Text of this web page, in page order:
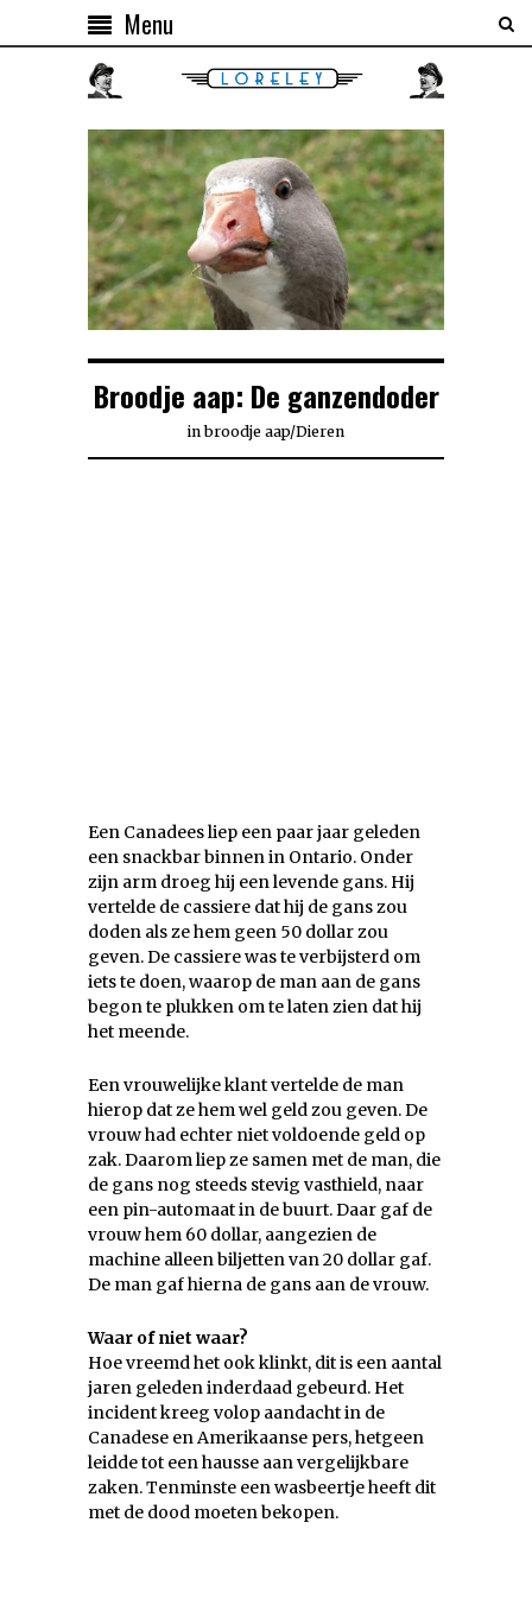
Menu
Broodje aap: De ganzendoder
in broodje aap/Dieren
Een Canadees liep een paar jaar geleden
een snackbar binnen in Ontario. Onder
zijn arm droeg hij een levende gans. Hij
vertelde de cassiere dat hij de gans zou
doden als ze hem geen 50 dollar zou
geven. De cassiere was te verbijsterd om
iets te doen, waarop de man aan de gans
begon te plukken om te laten zien dat hij
het meende.
Een vrouwelijke klant vertelde de man
hierop dat ze hem wel geld zou geven. De
vrouw had echter niet voldoende geld op
zak. Daarom liep ze samen met de man, die
de gans nog steeds stevig vasthield, naar
een pin-automaat in de buurt. Daar gaf de
vrouw hem 60 dollar, aangezien de
machine alleen biljetten van 20 dollar gaf.
De man gaf hierna de gans aan de vrouw.
Waar of niet waar?
Hoe vreemd het ook klinkt, dit is een aantal
jaren geleden inderdaad gebeurd. Het
incident kreeg volop aandacht in de
Canadese en Amerikaanse pers, hetgeen
leidde tot een hausse aan vergelijkbare
zaken. Tenminste een wasbeertje heeft dit
met de dood moeten bekopen.